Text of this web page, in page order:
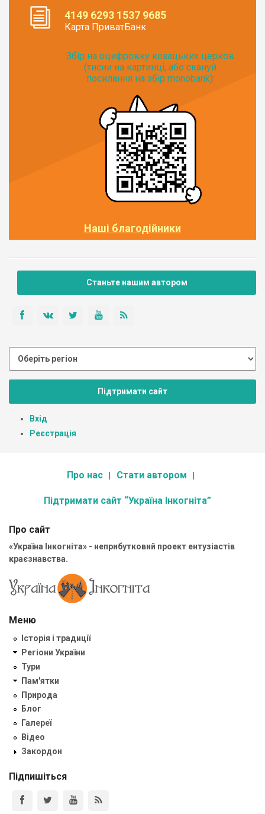
4149 6293 1537 9685
Карта ПриватБанк
Збір на оцифровку козацьких церков
(тисни на картинці, або скануй
посилання на збір monobank):
Наші благодійники
Станьте нашим автором
Підтримати сайт
Вхід
Реєстрація
Про нас Стати автором
Підтримати сайт “Україна Інкогніта”
Про сайт
«Україна Інкогніта» - неприбутковий проект ентузіастів
краєзнавства.
Меню
Історія і традиції
Регіони України
Тури
Пам'ятки
Природа
Блог
Галереї
Відео
Закордон
Підпишіться